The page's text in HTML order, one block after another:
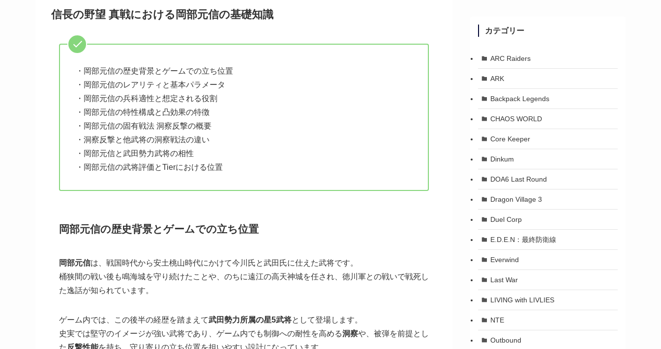
信長の野望 真戦における岡部元信の基礎知識
・岡部元信の歴史背景とゲームでの立ち位置
・岡部元信のレアリティと基本パラメータ
・岡部元信の兵科適性と想定される役割
・岡部元信の特性構成と凸効果の特徴
・岡部元信の固有戦法 洞察反撃の概要
・洞察反撃と他武将の洞察戦法の違い
・岡部元信と武田勢力武将の相性
・岡部元信の武将評価とTierにおける位置
岡部元信の歴史背景とゲームでの立ち位置
岡部元信は、戦国時代から安土桃山時代にかけて今川氏と武田氏に仕えた武将です。
桶狭間の戦い後も鳴海城を守り続けたことや、のちに遠江の高天神城を任され、徳川軍との戦いで戦死し
た逸話が知られています。
ゲーム内では、この後半の経歴を踏まえて武田勢力所属の星5武将として登場します。
史実では堅守のイメージが強い武将であり、ゲーム内でも制御への耐性を高める洞察や、被弾を前提とし
カテゴリー
ARC Raiders
ARK
Backpack Legends
CHAOS WORLD
Core Keeper
Dinkum
DOA6 Last Round
Dragon Village 3
Duel Corp
E.D.E.N：最終防衛線
Everwind
Last War
LIVING with LIVLIES
NTE
Outbound